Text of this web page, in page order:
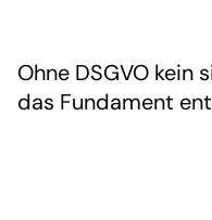
Ohne DSGVO kein
das Fundament